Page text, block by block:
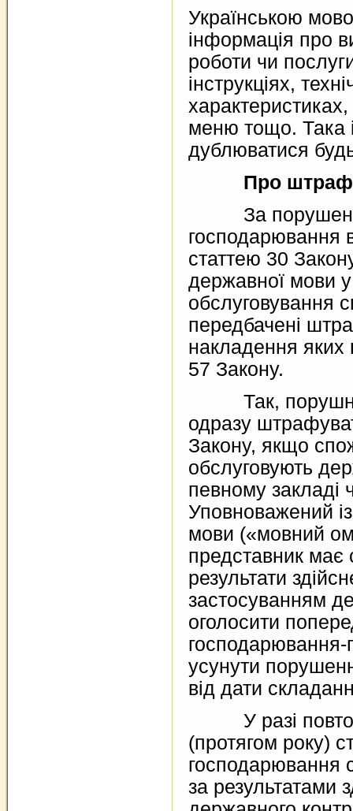
Українською
інформація про
роботи чи
інструкціях,
меню тощо. Така
дублюватися
Про
За порушення
господарювання
статтею 30
державної мови
обслуговування
передбачені
накладення яких
57 Закону.
Так,
одразу
Закону, якщо
обслуговують
певному закладі
Уповноважений
мови («мовний
представник має
результати
застосуванням
оголосити
усунути
від дати
У разі
(протягом року)
господарювання
за результатами